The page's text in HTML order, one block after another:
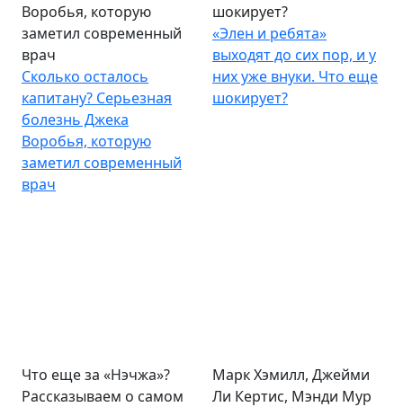
Воробья, которую
заметил современный
врач
Сколько осталось
капитану? Серьезная
болезнь Джека
Воробья, которую
заметил современный
врач
шокирует?
«Элен и ребята»
выходят до сих пор, и у
них уже внуки. Что еще
шокирует?
Что еще за «Нэчжа»?
Рассказываем о самом
Марк Хэмилл, Джейми
Ли Кертис, Мэнди Мур